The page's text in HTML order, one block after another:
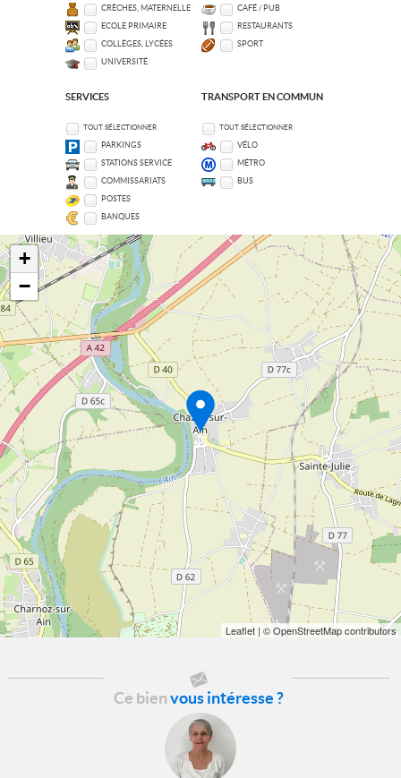
CRÈCHES, MATERNELLE
ECOLE PRIMAIRE
COLLÈGES, LYCÉES
UNIVERSITÉ
CAFÉ / PUB
RESTAURANTS
SPORT
SERVICES
TOUT SÉLECTIONNER
PARKINGS
STATIONS SERVICE
COMMISSARIATS
POSTES
BANQUES
TRANSPORT EN COMMUN
TOUT SÉLECTIONNER
VÉLO
MÉTRO
BUS
+
−
Leaflet | © OpenStreetMap contributors
Ce bienvous intéresse ?